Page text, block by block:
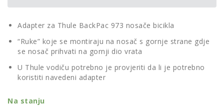
Adapter za Thule BackPac 973 nosače bicikla
“Ruke” koje se montiraju na nosač s gornje strane gdje
se nosač prihvati na gornji dio vrata
U Thule vodiču potrebno je provjeriti da li je potrebno
koristiti navedeni adapter
Na stanju